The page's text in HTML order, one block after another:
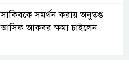
সাকিবকে সমর্থন করায় অনুতপ্ত
আসিফ আকবর ক্ষমা চাইলেন